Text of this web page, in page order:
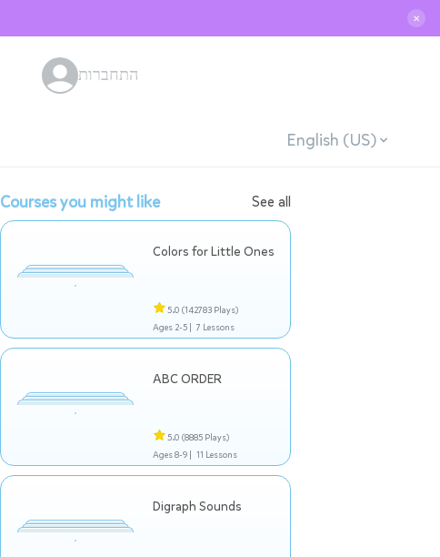
✕
התחברות
English (US)
Courses you might like See all
Colors for Little Ones
5.0 (142783 Plays)
Ages 2-5 | 7 Lessons
ABC ORDER
5.0 (8885 Plays)
Ages 8-9 | 11 Lessons
Digraph Sounds